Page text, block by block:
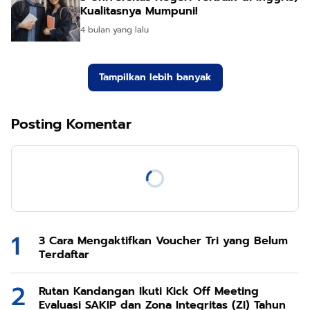
Kualitasnya Mumpuni!
4 bulan yang lalu
Tampilkan lebih banyak
Posting Komentar
3 Cara Mengaktifkan Voucher Tri yang Belum
Terdaftar
Rutan Kandangan Ikuti Kick Off Meeting
Evaluasi SAKIP dan Zona Integritas (ZI) Tahun